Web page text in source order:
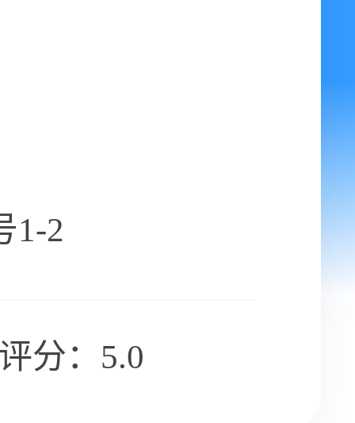
1-2
分：5.0